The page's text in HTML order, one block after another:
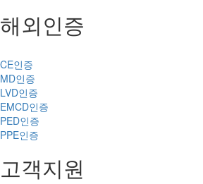
해외인증
CE인증
MD인증
LVD인증
EMCD인증
PED인증
PPE인증
고객지원